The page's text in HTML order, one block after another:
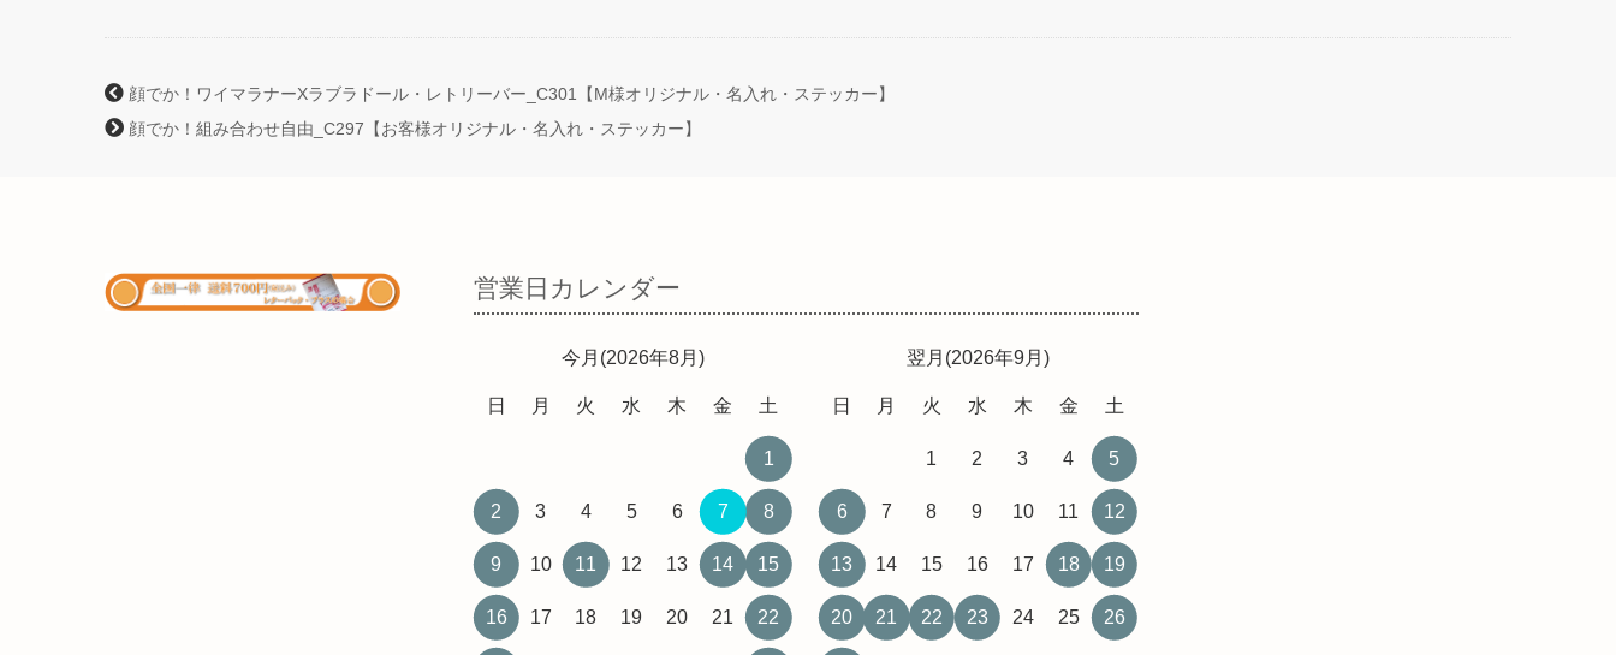
顔でか！ワイマラナーXラブラドール・レトリーバー_C301【M様オリジナル・名入れ・ステッカー】
顔でか！組み合わせ自由_C297【お客様オリジナル・名入れ・ステッカー】
営業日カレンダー
今月(2026年8月)
日 月 火 水 木 金 土
1
2 3 4 5 6 7 8
9 10 11 12 13 14 15
16 17 18 19 20 21 22
翌月(2026年9月)
日 月 火 水 木 金 土
1 2 3 4 5
6 7 8 9 10 11 12
13 14 15 16 17 18 19
20 21 22 23 24 25 26